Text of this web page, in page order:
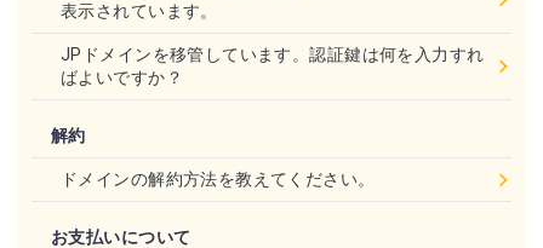
表示されています。
JPドメインを移管しています。認証鍵は何を入力すれ
ばよいですか？
解約
ドメインの解約方法を教えてください。
お支払いについて